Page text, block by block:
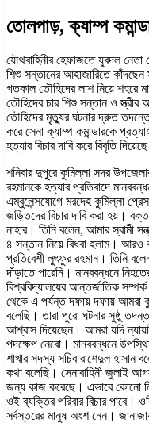
তোলপাড়, ক্যাম্প
যৌথবাহিনীর হেফাজতে যুবদল নেতা
শিশু সন্তানের আহাজারিতে
গতকাল তৌহিদের লাশ নিয়ে শহরে
তৌহিদের চার শিশু সন্তান ও স্ত্রীর
তৌহিদের মৃত্যুর ঘটনার দ্রুত
করে সেনা ক্যাম্প কমান্ডারকে
হত্যার বিচার দাবি করে বিবৃতি
শনিবার দুপুুরে কুমিল্লা সদর
রহমানকে হত্যার প্রতিবাদে
এম্বুলেন্সযোগে মরদেহ কুমিল্লা
জড়িতদের বিচার দাবি করা হয়।
নাহার। তিনি বলেন, আমার স্বামী
৪ সন্তান নিয়ে বিধবা হলাম। আরও
প্রতিবেশী লুৎফুর রহমান। তিনি
দাঁড়াতে পারেনি। মানববন্ধনে
বিশ্ববিদ্যালয়ের আন্তর্জাতিক
থেকে এ পর্যন্ত দফায় দফায় আমরা
বলেছি। তারা পুরো ঘটনার সুষ্ঠু
আশ্বাস দিয়েছেন। আমরা যদি
পদক্ষেপ নেবো। মানববন্ধনে
শাখার সদস্য সচিব রাশেদুল হাসান
কথা বলেছি। সেনাবাহিনী জুলাই
জন্য কাজ করেছে। এভাবে কোনো
ওই ব্যক্তির পরিবার বিচার পাবে।
সর্বস্তরের মানুষ অংশ নেন।